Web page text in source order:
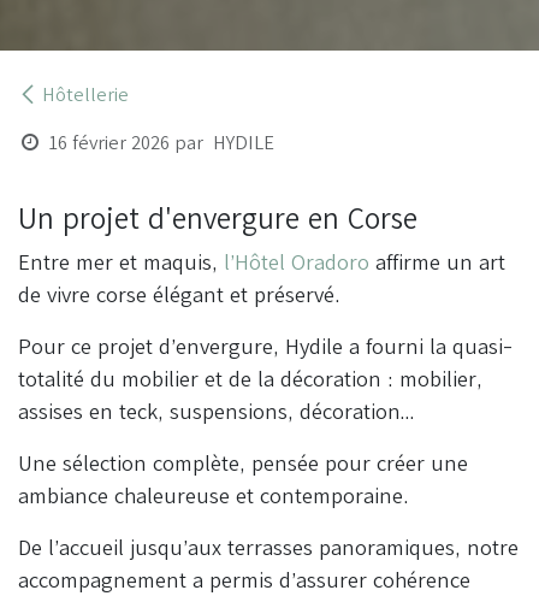
Hôtellerie
16 février 2026 par HYDILE
Un projet d'envergure en Corse
Entre mer et maquis, l’Hôtel Oradoro affirme un art
de vivre corse élégant et préservé.
Pour ce projet d’envergure, Hydile a fourni la quasi-
totalité du mobilier et de la décoration : mobilier,
assises en teck, suspensions, décoration…
Une sélection complète, pensée pour créer une
ambiance chaleureuse et contemporaine.
De l’accueil jusqu’aux terrasses panoramiques, notre
accompagnement a permis d’assurer cohérence